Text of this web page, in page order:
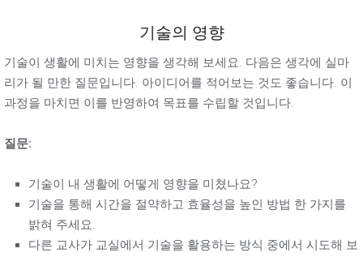
기술의 영향
기술이 생활에 미치는 영향을 생각해 보세요. 다음은 생각에 실마
리가 될 만한 질문입니다. 아이디어를 적어보는 것도 좋습니다. 이
과정을 마치면 이를 반영하여 목표를 수립할 것입니다.
질문:
기술이 내 생활에 어떻게 영향을 미쳤나요?
기술을 통해 시간을 절약하고 효율성을 높인 방법 한 가지를
밝혀 주세요.
다른 교사가 교실에서 기술을 활용하는 방식 중에서 시도해 보